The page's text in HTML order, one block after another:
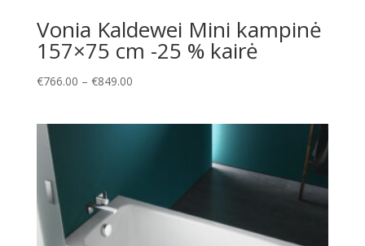
Vonia Kaldewei Mini kampinė
157×75 cm -25 % kairė
€766.00 – €849.00Price